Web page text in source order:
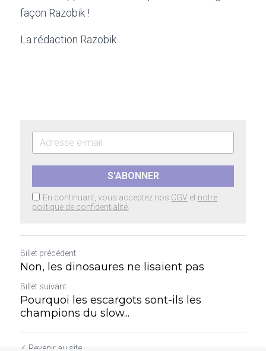
façon Razobik !
La rédaction Razobik
S'ABONNER
En continuant, vous acceptez nos CGV et notre
politique de confidentialité
Billet précédent
Non, les dinosaures ne lisaient pas
Billet suivant
Pourquoi les escargots sont-ils les
champions du slow...
Revenir au site